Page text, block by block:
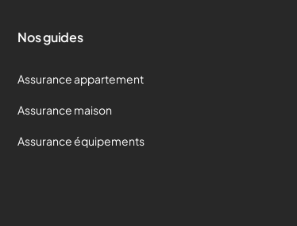
Nos guides
Assurance appartement
Assurance maison
Assurance équipements